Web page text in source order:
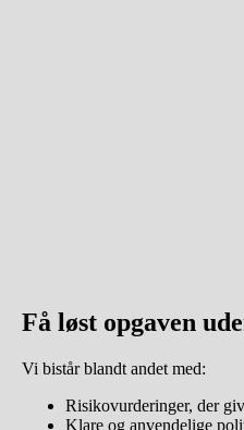
Få løst opgaven
Vi bistår blandt andet med:
Risikovurderinger, der
Klare og anvendelige